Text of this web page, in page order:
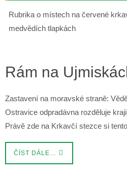
Rubrika o místech na červené
medvědích tlapkách
Rám na
Zastavení na moravské straně:
Ostravice odpradávna rozděluje
Právě zde na Krkavčí stezce si
ČÍST DÁLE…